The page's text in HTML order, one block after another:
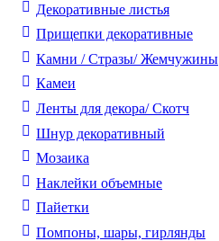
Декоративные листья
Прищепки декоративные
Камни / Cтразы/ Жемчужины
Камеи
Ленты для декора/ Скотч
Шнур декоративный
Мозаика
Наклейки объемные
Пайетки
Помпоны, шары, гирлянды